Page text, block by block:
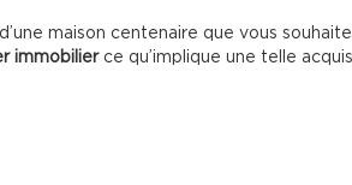
maison centenaire que vous
immobilierce qu’implique une telle